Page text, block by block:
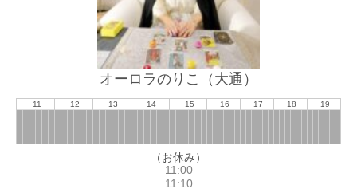
オーロラのりこ（大通）
11 12 13 14 15 16 17 18 19
（お休み）